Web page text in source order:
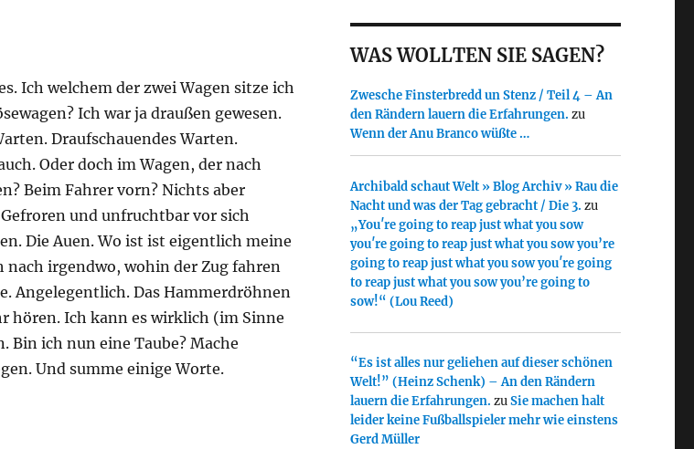
Ich welchem der zwei Wagen sitze ich
Ich war ja draußen gewesen.
Draufschauendes Warten.
Oder doch im Wagen, der nach
Beim Fahrer vorn? Nichts aber
und unfruchtbar vor sich
Die Auen. Wo ist ist eigentlich meine
irgendwo, wohin der Zug fahren
Angelegentlich. Das Hammerdröhnen
hören. Ich kann es wirklich (im Sinne
ich nun eine Taube? Mache
Und summe einige Worte.
WAS WOLLTEN SIE SAGEN?
Zwesche Finsterbredd un Stenz / Teil 4 – An
den Rändern lauern die Erfahrungen. zu
Wenn der Anu Branco wüßte …
Archibald schaut Welt » Blog Archiv » Rau die
Nacht und was der Tag gebracht / Die 3. zu
„You′re going to reap just what you sow
you′re going to reap just what you sow you’re
going to reap just what you sow you′re going
to reap just what you sow you’re going to
sow!“ (Lou Reed)
“Es ist alles nur geliehen auf dieser schönen
Welt!” (Heinz Schenk) – An den Rändern
lauern die Erfahrungen. zuSie machen halt
leider keine Fußballspieler mehr wie einstens
Gerd Müller